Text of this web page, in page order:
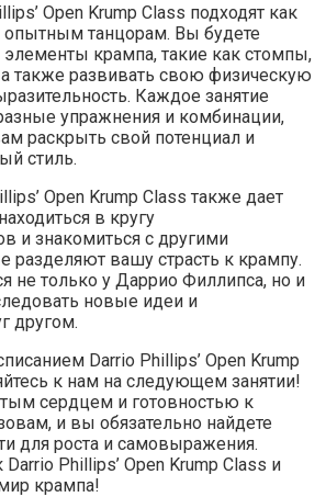
Open Krump Class подходят как
танцорам. Вы будете
элементы крампа, такие как стомпы,
а также развивать свою физическую
Каждое занятие
упражнения и комбинации,
раскрыть свой потенциал и
стиль.
Open Krump Class также дает
в кругу
и знакомиться с другими
разделяют вашу страсть к крампу.
не только у Даррио Филлипса, но и
новые идеи и
другом.
Darrio Phillips’ Open Krump
к нам на следующем занятии!
сердцем и готовностью к
и вы обязательно найдете
для роста и самовыражения.
Phillips’ Open Krump Class и
крампа!